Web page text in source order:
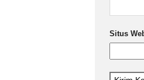
Situs